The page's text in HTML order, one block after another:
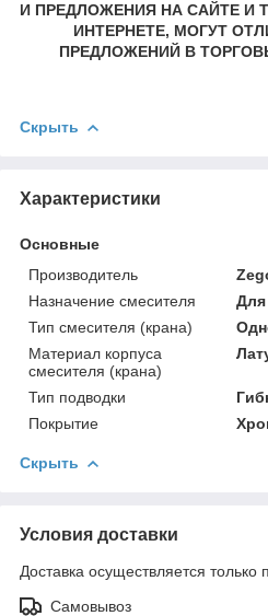
И ПРЕДЛОЖЕНИЯ НА САЙТЕ И
ИНТЕРНЕТЕ, МОГУТ
ПРЕДЛОЖЕНИЙ В
Скрыть
Характеристики
Основные
Производитель
Назначение смесителя
Для
Тип смесителя (крана)
Материал корпуса
смесителя (крана)
Тип подводки
Покрытие
Скрыть
Условия доставки
Доставка осуществляется только
Самовывоз